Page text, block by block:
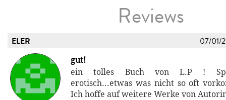
Reviews
ELER 07/01/
gut!
ein tolles Buch von L.P !
erotisch...etwas was nicht so oft
Ich hoffe auf weitere Werke von